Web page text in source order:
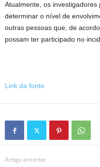
Atualmente, os
determinar o nível de
outras pessoas que, de
possam ter participado no
Link da fonte
Artigo anterior